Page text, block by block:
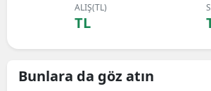
ALIŞ(TL)
TL
Bunlara da göz atın